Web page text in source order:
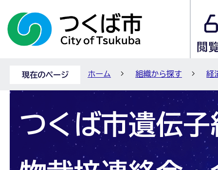
現在のページ ホーム 組織から探す 経
つくば市遺伝子